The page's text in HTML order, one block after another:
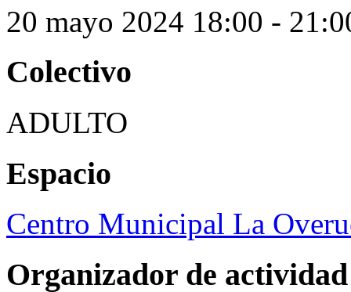
20 mayo 2024 18:00 -
Colectivo
ADULTO
Espacio
Centro Municipal La
Organizador de actividad